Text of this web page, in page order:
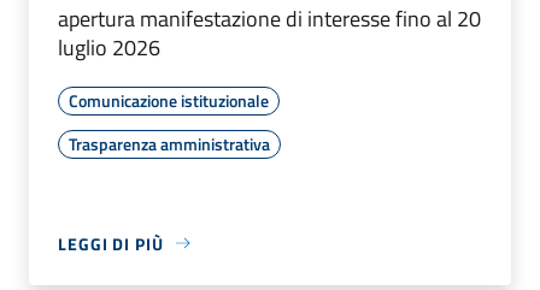
apertura manifestazione di interesse fino al 20
luglio 2026
Comunicazione istituzionale
Trasparenza amministrativa
LEGGI DI PIÙ